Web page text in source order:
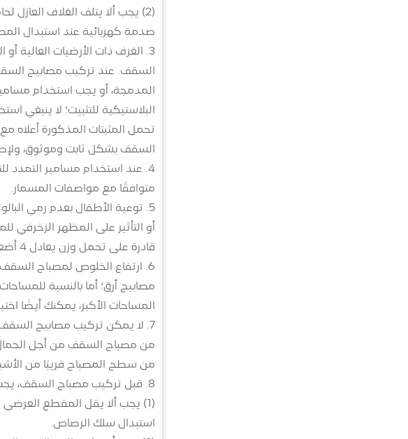
(2) يجب ألا يتلف الغلاف
صدمة كهربائية عند استبدال
3. الغرف ذات الأرضيات العالية
السقف. عند تركيب مصابيح
المدمجة، أو يجب استخدام
البلاستيكية للتثبيت؛ لا ينبغي
تحمل المثبتات المذكورة
السقف بشكل ثابت وموثوق،
4. عند استخدام مسامير التمدد
متوافقًا مع مواصفات المسمار.
5. توعية الأطفال بعدم رمي
أو التأثير على المظهر الزخرفي
قادرة على تحمل وزن يعادل 4 أضعاف وزن المصباح دون تشوه.
6. ارتفاع الخلوص لمصباح
مصابيح أرق؛ أما بالنسبة
المساحات الأكبر، يمكنك أيضًا
7. لا يمكن تركيب مصابيح السقف
من مصباح السقف من أجل الجمال.
من سطح المصباح قريبًا من الأشياء
8. قبل تركيب مصباح السقف، يجب أيضًا التحقق مما يلي:
استبدال سلك الرصاص.